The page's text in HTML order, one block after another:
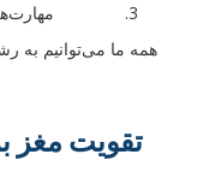
همه ما می‌توانیم به
تقویت مغز